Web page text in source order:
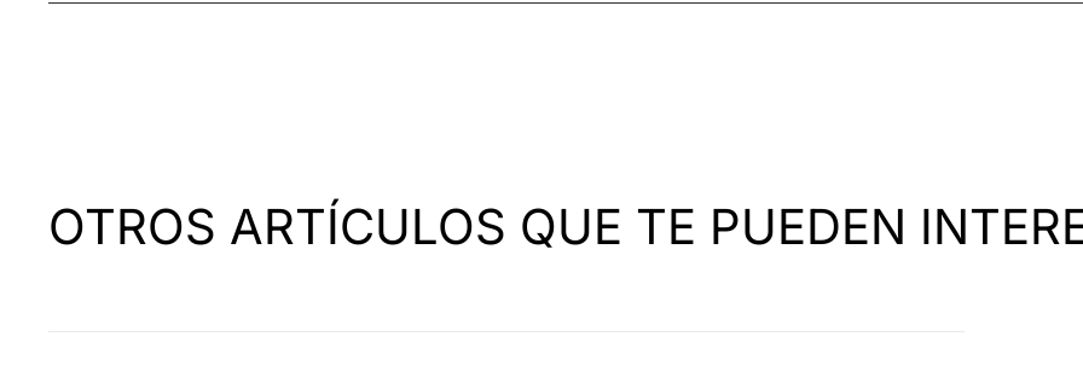
OTROS ARTÍCULOS QUE TE PUEDEN